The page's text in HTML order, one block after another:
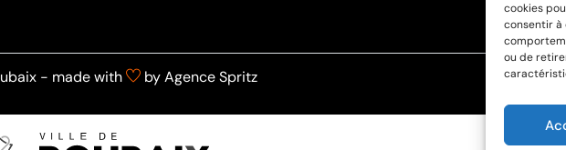
cookies
consentir à
ou de
- made with by Agence Spritz